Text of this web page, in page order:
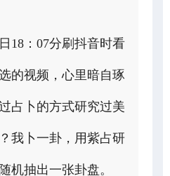
18：07分刷抖音时看
的视频，心里暗自琢
占卜的方式研究过美
我卜一卦，用紫占研
机抽出一张卦盘。